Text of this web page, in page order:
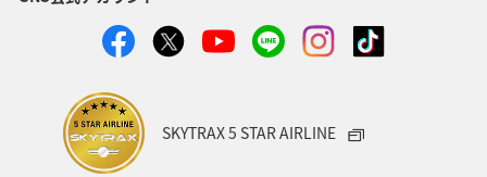
SKYTRAX 5 STAR AIRLINE